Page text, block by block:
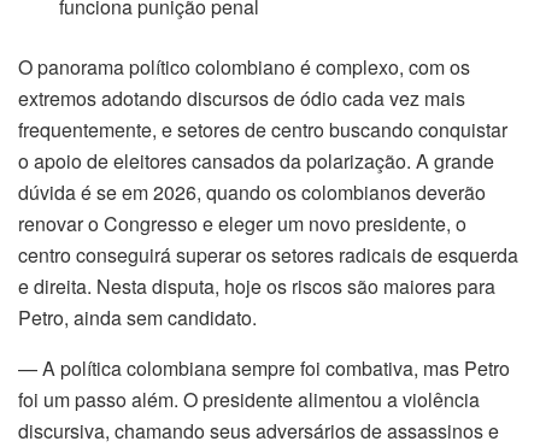
funciona punição penal
O panorama político colombiano é complexo, com os
extremos adotando discursos de ódio cada vez mais
frequentemente, e setores de centro buscando conquistar
o apoio de eleitores cansados da polarização. A grande
dúvida é se em 2026, quando os colombianos deverão
renovar o Congresso e eleger um novo presidente, o
centro conseguirá superar os setores radicais de esquerda
e direita. Nesta disputa, hoje os riscos são maiores para
Petro, ainda sem candidato.
— A política colombiana sempre foi combativa, mas Petro
foi um passo além. O presidente alimentou a violência
discursiva, chamando seus adversários de assassinos e